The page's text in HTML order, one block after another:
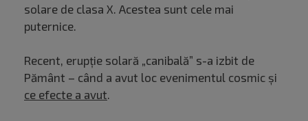
solare de clasa X. Acestea sunt cele mai
puternice.
Recent, erupție solară „canibală” s-a izbit de
Pământ – când a avut loc evenimentul cosmic și
ce efecte a avut.